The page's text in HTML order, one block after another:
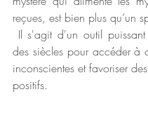
reçues, est bien plus qu’un
Il s'agit d'un outil
des siècles pour accéder à
inconscientes et favoriser
positifs.